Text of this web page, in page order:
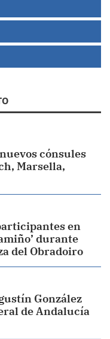
cónsules
Marsella,
en
durante
del Obradoiro
González
de Andalucía